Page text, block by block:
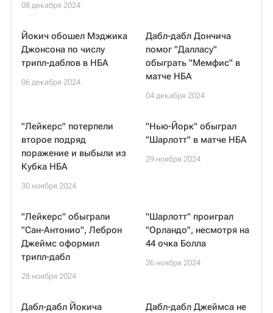
08 декабря 2024
Йокич обошел Мэджика
Джонсона по числу
трипл-даблов в НБА
06 декабря 2024
Дабл-дабл Дончича
помог "Далласу"
обыграть "Мемфис" в
матче НБА
04 декабря 2024
"Лейкерс" потерпели
второе подряд
поражение и выбыли из
Кубка НБА
30 ноября 2024
"Нью-Йорк" обыграл
"Шарлотт" в матче НБА
29 ноября 2024
"Лейкерс" обыграли
"Сан-Антонио", Леброн
Джеймс оформил
трипл-дабл
28 ноября 2024
"Шарлотт" проиграл
"Орландо", несмотря на
44 очка Болла
26 ноября 2024
Дабл-дабл Йокича
Дабл-дабл Джеймса не